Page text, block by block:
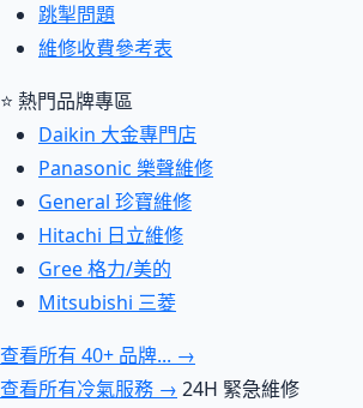
跳掣問題
維修收費參考表
⭐ 熱門品牌專區
Daikin 大金專門店
Panasonic 樂聲維修
General 珍寶維修
Hitachi 日立維修
Gree 格力/美的
Mitsubishi 三菱
查看所有 40+ 品牌... →
查看所有冷氣服務 → 24H 緊急維修